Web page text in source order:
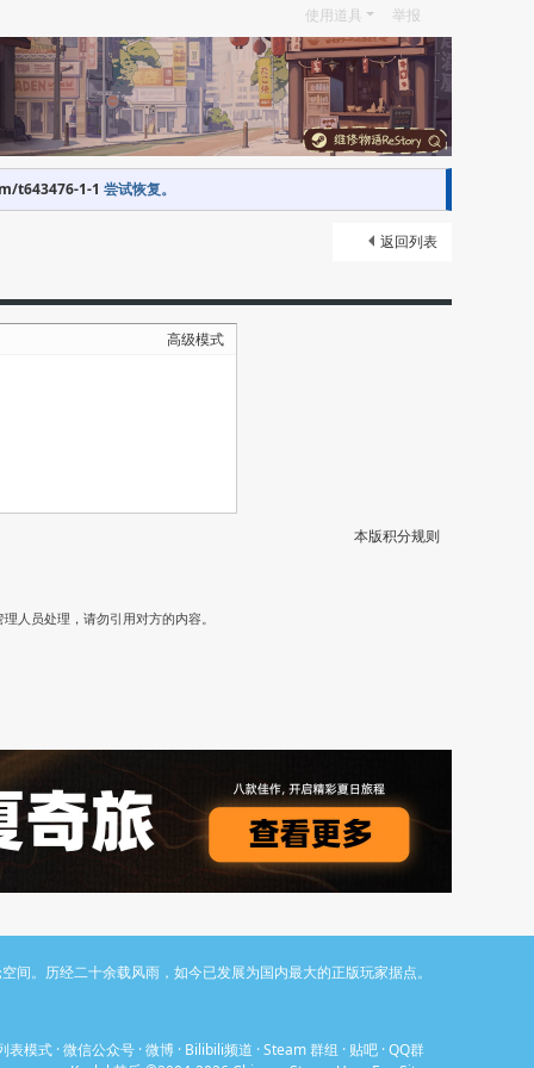
使用道具 举报
t643476-1-1 尝试恢复。
返回列表
高级模式
本版积分规则
人员处理，请勿引用对方的内容。
历经二十余载风雨，如今已发展为国内最大的正版玩家据点。
表模式 ·微信公众号 ·微博 · Bilibili频道 ·Steam 群组 · 贴吧 ·QQ群